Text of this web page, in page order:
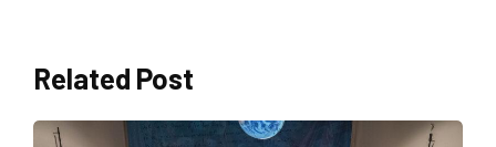
Related Post